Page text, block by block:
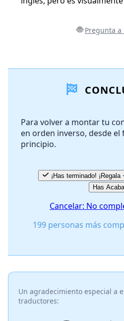
Pregunta a
Agregar Comentario
Para volver a montar tu
en orden inverso, desde el
principio.
¡Has terminado!
Has
Cancelar: No
199 personas más
Un agradecimiento especial a
traductores: